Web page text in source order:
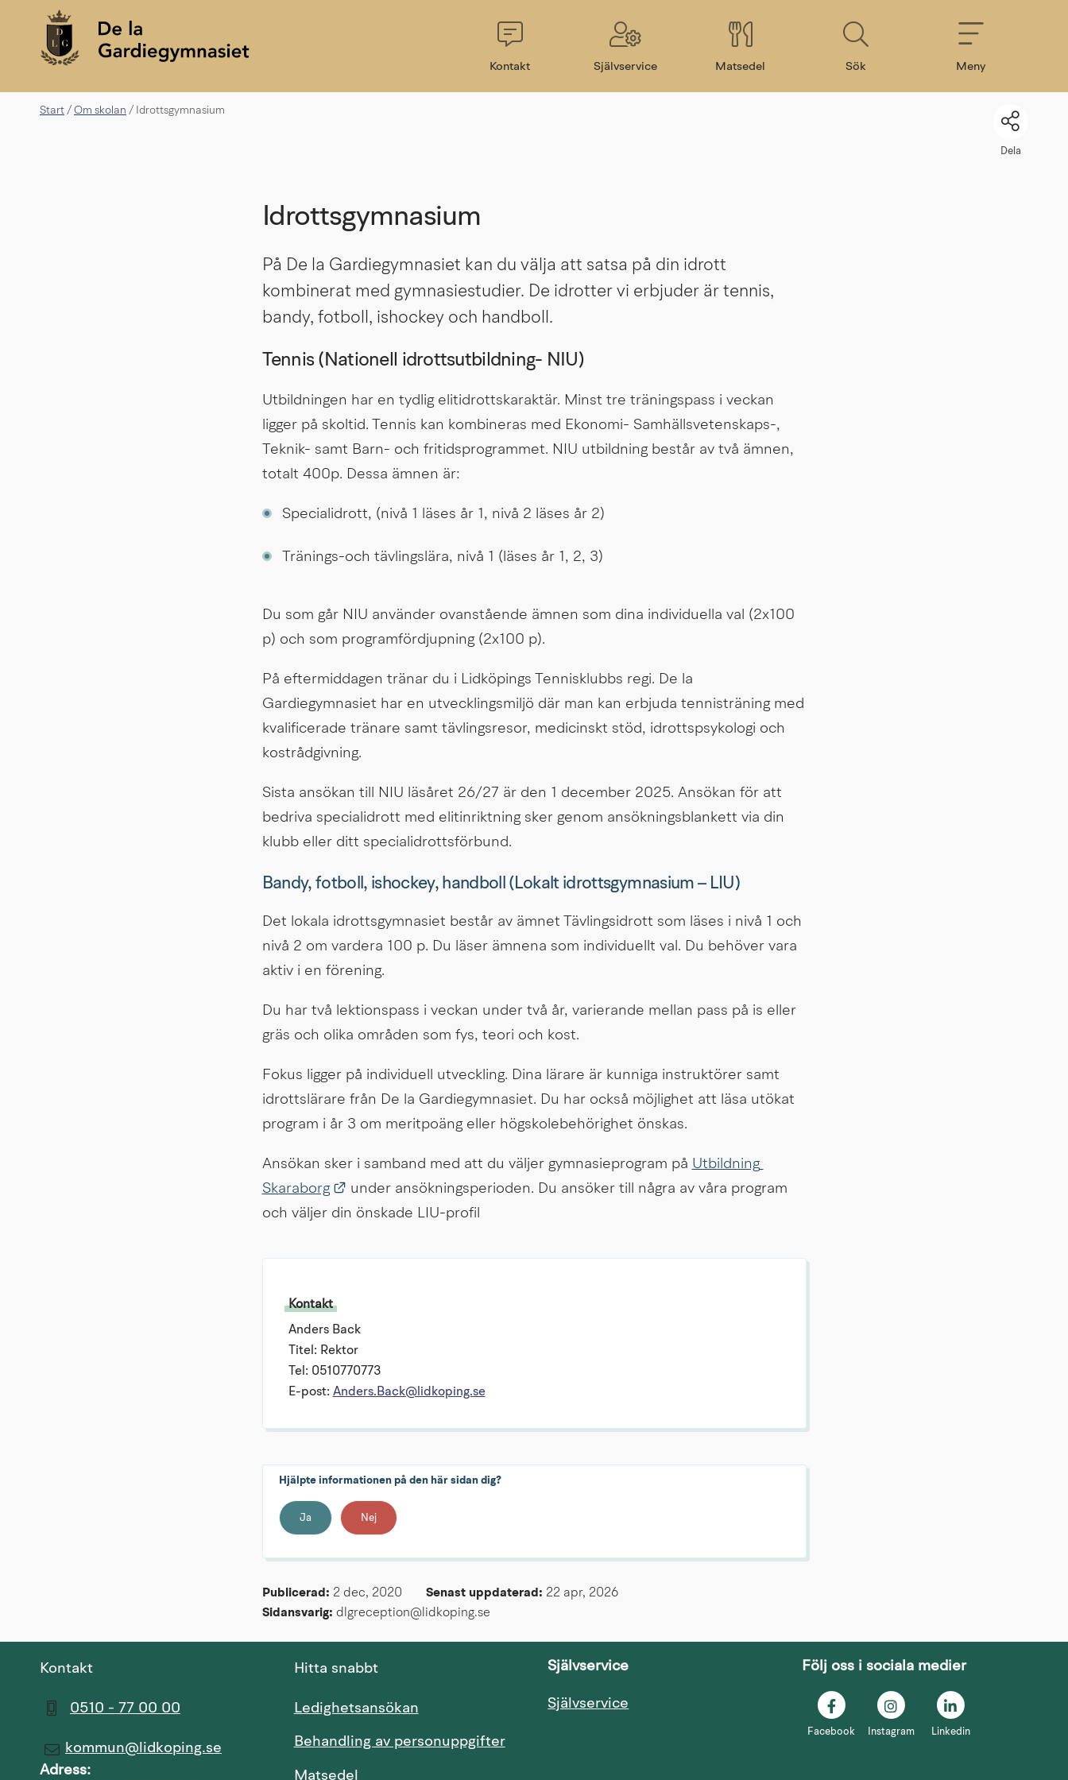
Kontakt Självservice Matsedel Sök Meny
Start / Om skolan / Idrottsgymnasium
Dela
Idrottsgymnasium
På De la Gardiegymnasiet kan du välja att satsa på din idrott
kombinerat med gymnasiestudier. De idrotter vi erbjuder är tennis,
bandy, fotboll, ishockey och handboll.
Tennis (Nationell idrottsutbildning- NIU)
Utbildningen har en tydlig elitidrottskaraktär. Minst tre träningspass i veckan
ligger på skoltid. Tennis kan kombineras med Ekonomi- Samhällsvetenskaps-,
Teknik- samt Barn- och fritidsprogrammet. NIU utbildning består av två ämnen,
totalt 400p. Dessa ämnen är:
Specialidrott, (nivå 1 läses år 1, nivå 2 läses år 2)
Tränings-och tävlingslära, nivå 1 (läses år 1, 2, 3)
Du som går NIU använder ovanstående ämnen som dina individuella val (2x100
p) och som programfördjupning (2x100 p).
På eftermiddagen tränar du i Lidköpings Tennisklubbs regi. De la
Gardiegymnasiet har en utvecklingsmiljö där man kan erbjuda tennisträning med
kvalificerade tränare samt tävlingsresor, medicinskt stöd, idrottspsykologi och
kostrådgivning.
Sista ansökan till NIU läsåret 26/27 är den 1 december 2025. Ansökan för att
bedriva specialidrott med elitinriktning sker genom ansökningsblankett via din
klubb eller ditt specialidrottsförbund.
Bandy, fotboll, ishockey, handboll (Lokalt idrottsgymnasium – LIU)
Det lokala idrottsgymnasiet består av ämnet Tävlingsidrott som läses i nivå 1 och
nivå 2 om vardera 100 p. Du läser ämnena som individuellt val. Du behöver vara
aktiv i en förening.
Du har två lektionspass i veckan under två år, varierande mellan pass på is eller
gräs och olika områden som fys, teori och kost.
Fokus ligger på individuell utveckling. Dina lärare är kunniga instruktörer samt
idrottslärare från De la Gardiegymnasiet. Du har också möjlighet att läsa utökat
program i år 3 om meritpoäng eller högskolebehörighet önskas.
Ansökan sker i samband med att du väljer gymnasieprogram på Utbildning
Skaraborg
Länk till annan webbplats.
under ansökningsperioden. Du ansöker till några av våra program
och väljer din önskade LIU-profil
Kontakt
Anders Back
Titel: Rektor
Tel: 0510770773
E-post: Anders.Back@lidkoping.se
Hjälpte informationen på den här sidan dig?
Ja Nej
Publicerad: 2 dec, 2020 Senast uppdaterad: 22 apr, 2026
Sidansvarig: dlgreception@lidkoping.se
Kontakt
0510 - 77 00 00
kommun@lidkoping.se
Adress:
Hitta snabbt
LedighetsansökanLänk till annan webbplats.
Behandling av personuppgifter
Matsedel
Självservice
Självservice
Följ oss i sociala medier
Facebook Instagram Linkedin